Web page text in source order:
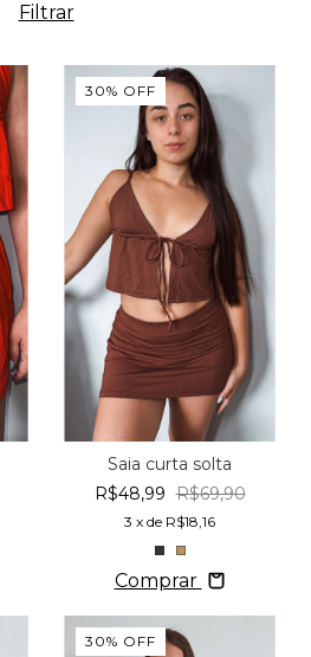
Filtrar
30% OFF
Saia curta solta
R$48,99 R$69,90
3 x de R$18,16
Comprar
30% OFF